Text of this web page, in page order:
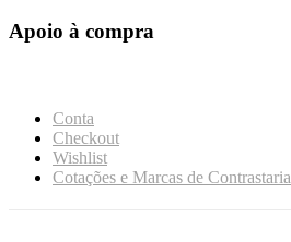
Apoio à compra
Conta
Checkout
Wishlist
Cotações e Marcas de Contrastaria